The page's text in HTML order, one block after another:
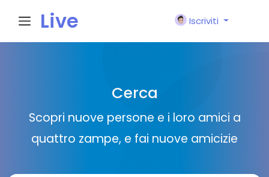
Live
Iscriviti
Cerca
Scopri nuove persone e i loro amici a
quattro zampe, e fai nuove amicizie